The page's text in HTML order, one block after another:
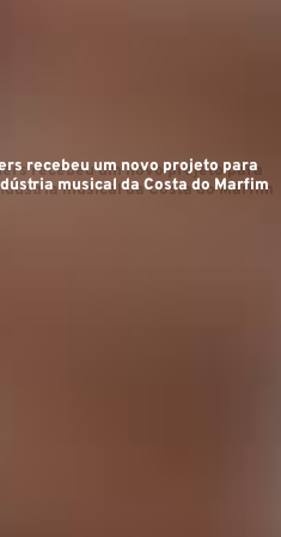
recebeu um novo projeto para
musical da Costa do Marfim